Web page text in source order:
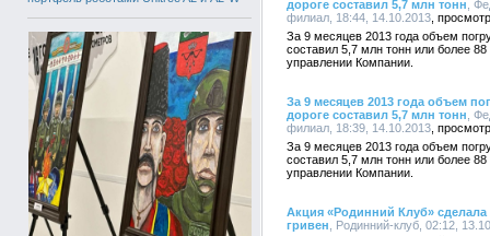
дороге составил 5,7 млн тонн ,
филиал, 18:44, 14.10.2013
За 9 месяцев 2013 года объем
составил 5,7 млн тонн или более
управлении Компании.
За 9 месяцев 2013 года объем
дороге составил 5,7 млн тонн ,
филиал, 18:39, 14.10.2013
За 9 месяцев 2013 года объем
составил 5,7 млн тонн или более
управлении Компании.
Акция «Родинний Клуб» сделала
гривен , Родинний-клуб, 02:12,